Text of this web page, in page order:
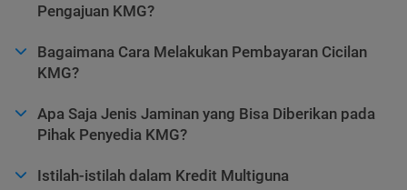
Pengajuan KMG?
Bagaimana Cara Melakukan Pembayaran Cicilan
KMG?
Apa Saja Jenis Jaminan yang Bisa Diberikan pada
Pihak Penyedia KMG?
Istilah-istilah dalam Kredit Multiguna